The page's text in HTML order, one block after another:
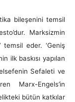
bileşenini temsil
Marksizmin
temsil eder. ‘Geniş
ilk baskısı yapılan
Sefaleti ve
Marx-Engels’in
bütün katkılar